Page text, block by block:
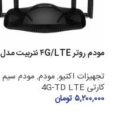
مودم روتر ۴G/LTE نتربیت مدل
تجهیزات اکتیو,مودم,مودم سیم
کارتی 4G-TD LTE
۵,۲۰۰,۰۰۰تومان